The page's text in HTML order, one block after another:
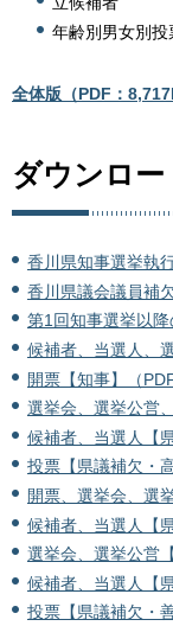
年齢別男女別投
全体版（PDF：
ダウンロー
香川県知事選挙執
香川県議会議員補
第1回知事選挙以降
候補者、当選人、
開票【知事】（
選挙会、選挙公営
候補者、当選人【
投票【県議補欠・
開票、選挙会、選
候補者、当選人【
選挙会、選挙公営
候補者、当選人【
投票【県議補欠・